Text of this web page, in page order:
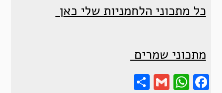
כל מתכוני הלחמניות שלי כאן
מתכוני שמרים
Gmail
Share